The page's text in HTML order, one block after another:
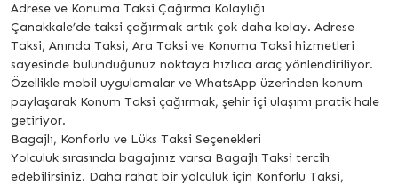
Adrese ve Konuma Taksi Çağırma Kolaylığı
Çanakkale’de taksi çağırmak artık çok daha kolay. Adrese
Taksi, Anında Taksi, Ara Taksi ve Konuma Taksi hizmetleri
sayesinde bulunduğunuz noktaya hızlıca araç yönlendiriliyor.
Özellikle mobil uygulamalar ve WhatsApp üzerinden konum
paylaşarak Konum Taksi çağırmak, şehir içi ulaşımı pratik hale
getiriyor.
Bagajlı, Konforlu ve Lüks Taksi Seçenekleri
Yolculuk sırasında bagajınız varsa Bagajlı Taksi tercih
edebilirsiniz. Daha rahat bir yolculuk için Konforlu Taksi,